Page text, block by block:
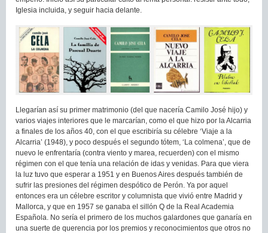
Iglesia incluida, y seguir hacia delante.
Llegarían así su primer matrimonio (del que nacería Camilo José hijo) y
varios viajes interiores que le marcarían, como el que hizo por la Alcarria
a finales de los años 40, con el que escribiría su célebre ‘Viaje a la
Alcarria’ (1948), y poco después el segundo tótem, ‘La colmena’, que de
nuevo le enfrentaría (contra viento y marea, recuerden) con el mismo
régimen con el que tenía una relación de idas y venidas. Para que viera
la luz tuvo que esperar a 1951 y en Buenos Aires después también de
sufrir las presiones del régimen despótico de Perón. Ya por aquel
entonces era un célebre escritor y columnista que vivió entre Madrid y
Mallorca, y que en 1957 se ganaba el sillón Q de la Real Academia
Española. No sería el primero de los muchos galardones que ganaría en
una suerte de querencia por los premios y reconocimientos que otros no